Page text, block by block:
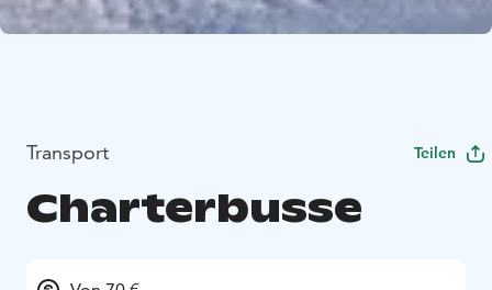
Transport Teilen
Charterbusse